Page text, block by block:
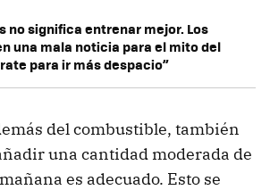
no significa entrenar mejor. Los
una mala noticia para el mito del
para ir más despacio”
del combustible, también
una cantidad moderada de
es adecuado. Esto se